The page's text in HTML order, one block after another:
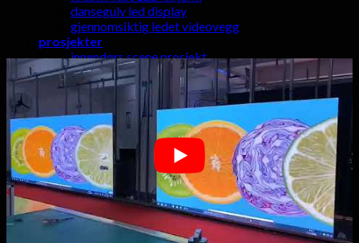
dansegulv led display
gjennomsiktig ledet videovegg
prosjekter
innendørs scene prosjekt
utescenen prosjekter
utendørs annonsere prosjekter
HD LED-TV-prosjekter
innendørs faste prosjekter
Video
Solutions
trinn arrangement løsningen
TV-studio løsning
sport ledet løsning
mobil lastebil løsning
kommersiell ledet løsning